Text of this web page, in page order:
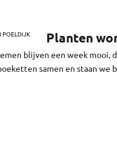
POELDIJK
bestel je boeket online.
Planten
blijven een week mooi,
samen en staan we